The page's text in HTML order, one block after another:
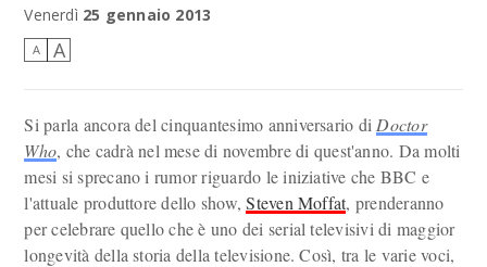
Venerdì 25 gennaio 2013
A A
Si parla ancora del cinquantesimo anniversario di Doctor
Who, che cadrà nel mese di novembre di quest'anno. Da molti
mesi si sprecano i rumor riguardo le iniziative che BBC e
l'attuale produttore dello show,Steven Moffat, prenderanno
per celebrare quello che è uno dei serial televisivi di maggior
longevità della storia della televisione. Così, tra le varie voci,